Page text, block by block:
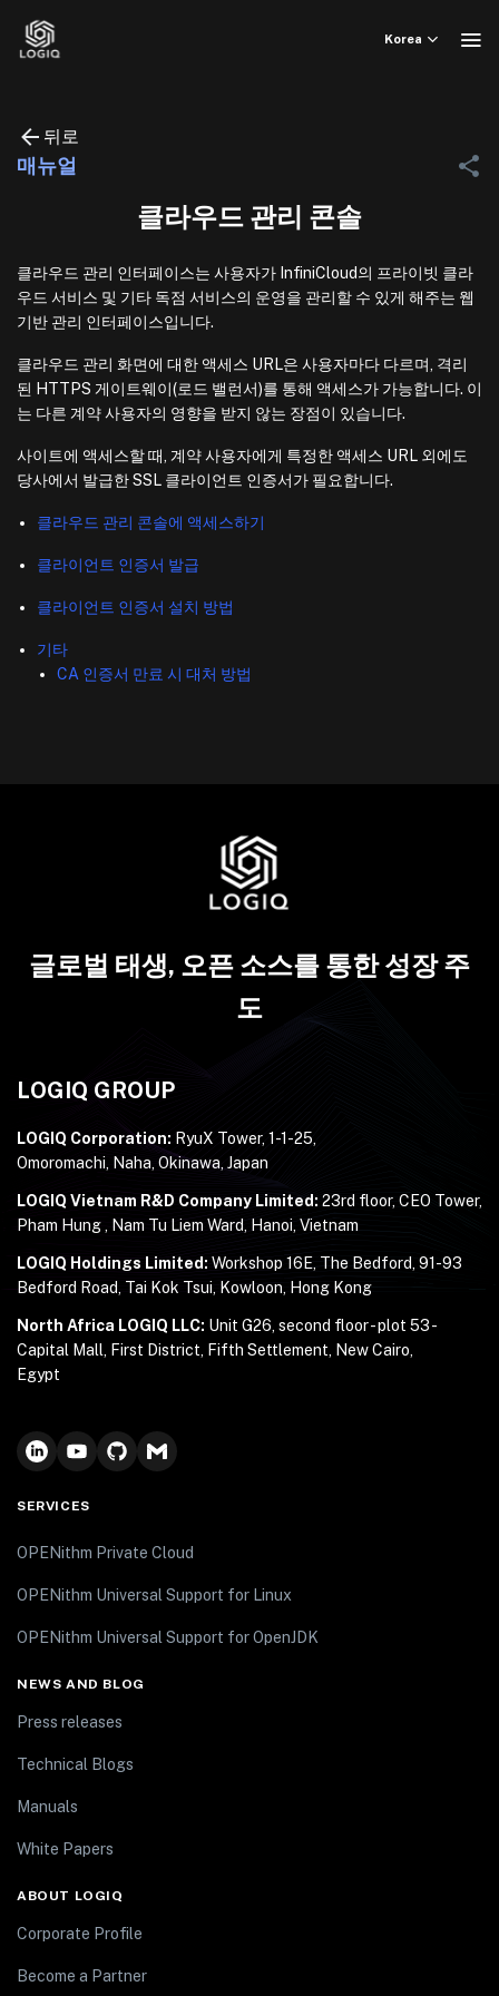
Korea
뒤로
매뉴얼
클라우드 관리 콘솔
클라우드 관리 인터페이스는 사용자가 InfiniCloud의 프라이빗 클라
우드 서비스 및 기타 독점 서비스의 운영을 관리할 수 있게 해주는 웹
기반 관리 인터페이스입니다.
클라우드 관리 화면에 대한 액세스 URL은 사용자마다 다르며, 격리
된 HTTPS 게이트웨이(로드 밸런서)를 통해 액세스가 가능합니다. 이
는 다른 계약 사용자의 영향을 받지 않는 장점이 있습니다.
사이트에 액세스할 때, 계약 사용자에게 특정한 액세스 URL 외에도
당사에서 발급한 SSL 클라이언트 인증서가 필요합니다.
클라우드 관리 콘솔에 액세스하기
클라이언트 인증서 발급
클라이언트 인증서 설치 방법
기타
CA 인증서 만료 시 대처 방법
글로벌 태생, 오픈 소스를 통한 성장 주
도
LOGIQ GROUP
LOGIQ Corporation: RyuX Tower, 1-1-25,
Omoromachi, Naha, Okinawa, Japan
LOGIQ Vietnam R&D Company Limited: 23rd floor, CEO Tower,
Pham Hung , Nam Tu Liem Ward, Hanoi, Vietnam
LOGIQ Holdings Limited: Workshop 16E, The Bedford, 91-93
Bedford Road, Tai Kok Tsui, Kowloon, Hong Kong
North Africa LOGIQ LLC: Unit G26, second floor - plot 53 -
Capital Mall, First District, Fifth Settlement, New Cairo,
Egypt
SERVICES
OPENithm Private Cloud
OPENithm Universal Support for Linux
OPENithm Universal Support for OpenJDK
NEWS AND BLOG
Press releases
Technical Blogs
Manuals
White Papers
ABOUT LOGIQ
Corporate Profile
Become a Partner